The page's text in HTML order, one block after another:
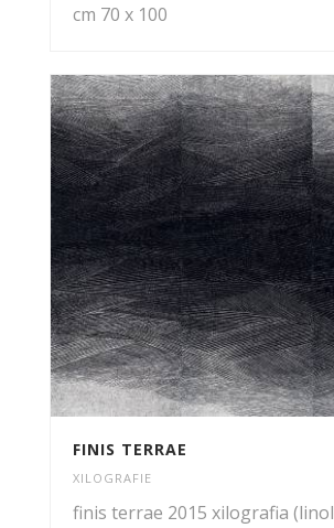
cm 70 x 100
FINIS TERRAE
XILOGRAFIE
finis terrae 2015 xilografia